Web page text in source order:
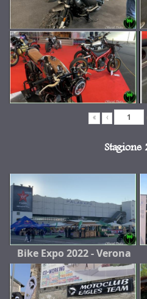
« ‹
Stagione
Bike Expo 2022 - Verona